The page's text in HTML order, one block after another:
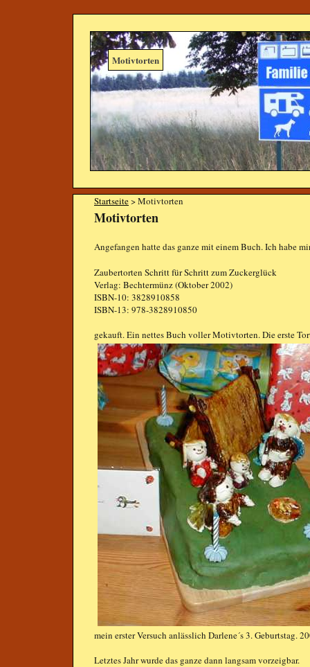
Motivtorten
Startseite> Motivtorten
Motivtorten
Angefangen hatte das ganze mit einem Buch. Ich habe
Zaubertorten Schritt für Schritt zum Zuckerglück
Verlag: Bechtermünz (Oktober 2002)
ISBN-10: 3828910858
ISBN-13: 978-3828910850
gekauft. Ein nettes Buch voller Motivtorten. Die erste
mein erster Versuch anlässlich Darlene´s 3. Geburtstag.
Letztes Jahr wurde das ganze dann langsam vorzeigbar.